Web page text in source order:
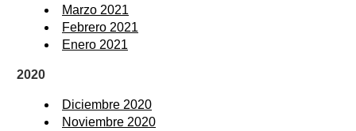
Marzo 2021
Febrero 2021
Enero 2021
2020
Diciembre 2020
Noviembre 2020